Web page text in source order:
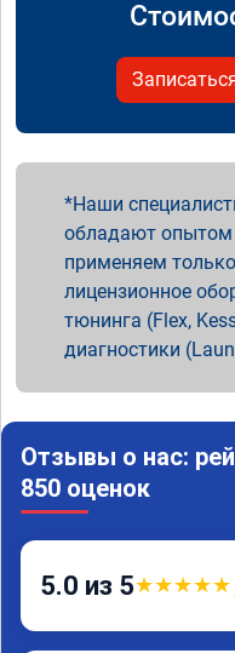
Наши
обладают
применяем
лицензионное
тюнинга (Flex,
диагностики
Отзывы о нас:
850 оценок
5.0 из 5★★★★★